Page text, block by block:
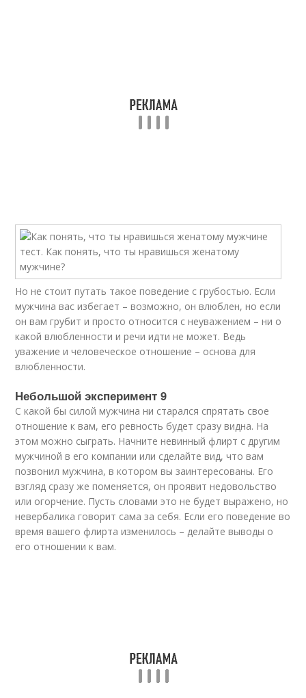
Но не стоит путать такое поведение с грубостью. Если
мужчина вас избегает – возможно, он влюблен, но если
он вам грубит и просто относится с неуважением – ни о
какой влюбленности и речи идти не может. Ведь
уважение и человеческое отношение – основа для
влюбленности.
Небольшой эксперимент 9
С какой бы силой мужчина ни старался спрятать свое
отношение к вам, его ревность будет сразу видна. На
этом можно сыграть. Начните невинный флирт с другим
мужчиной в его компании или сделайте вид, что вам
позвонил мужчина, в котором вы заинтересованы. Его
взгляд сразу же поменяется, он проявит недовольство
или огорчение. Пусть словами это не будет выражено, но
невербалика говорит сама за себя. Если его поведение во
время вашего флирта изменилось – делайте выводы о
его отношении к вам.